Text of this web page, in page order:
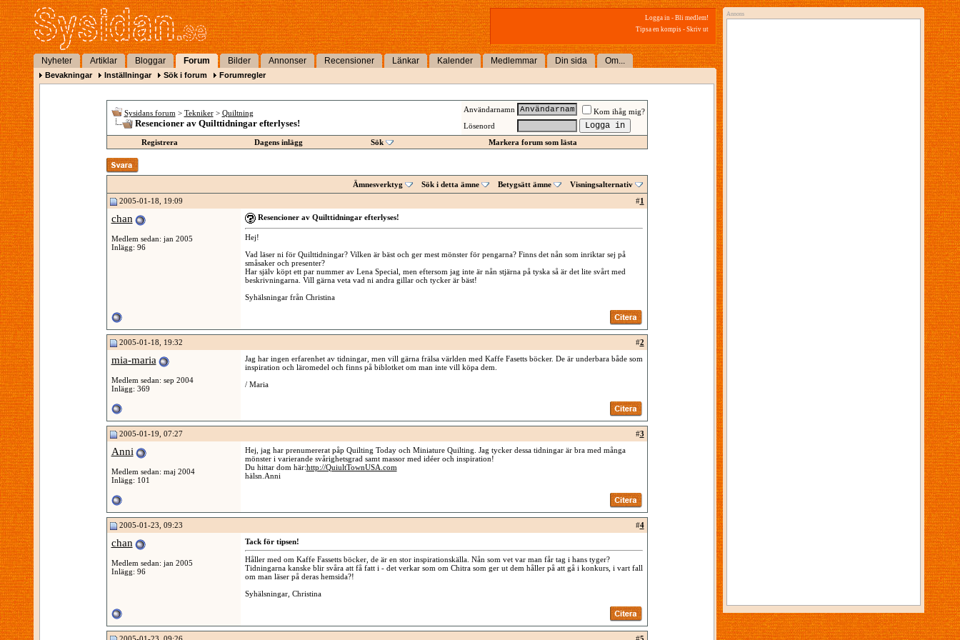
Logga in - Bli medlem!
Tipsa en kompis - Skriv ut
Nyheter Artiklar Bloggar Forum Bilder Annonser Recensioner Länkar Kalender Medlemmar Din sida Om...
Bevakningar Inställningar Sök i forum Forumregler
Sysidans forum > Tekniker > Quiltning
Resencioner av Quilttidningar efterlyses!
Användarnamn
Kom ihåg mig?
Lösenord
Registrera
Dagens inlägg Sök Markera forum som lästa
Ämnesverktyg Sök i detta ämne Betygsätt ämne
Visningsalternativ
2005-01-18, 19:09
#1
chan
Medlem sedan: jan 2005
Inlägg: 96
Resencioner av Quilttidningar efterlyses!
Hej!
Vad läser ni för Quilttidningar? Vilken är bäst och ger mest mönster för pengarna? Finns det nån som inriktar sej på
småsaker och presenter?
Har själv köpt ett par nummer av Lena Special, men eftersom jag inte är nån stjärna på tyska så är det lite svårt med
beskrivningarna. Vill gärna veta vad ni andra gillar och tycker är bäst!
Syhälsningar från Christina
2005-01-18, 19:32 #2
mia-maria
Medlem sedan: sep 2004
Inlägg: 369
Jag har ingen erfarenhet av tidningar, men vill gärna frälsa världen med Kaffe Fasetts böcker. De är underbara både som
inspiration och läromedel och finns på biblotket om man inte vill köpa dem.
/ Maria
2005-01-19, 07:27 #3
Anni
Medlem sedan: maj 2004
Inlägg: 101
Hej, jag har prenumererat påp Quilting Today och Miniature Quilting. Jag tycker dessa tidningar är bra med många
mönster i varierande svårighetsgrad samt massor med idéer och inspiration!
Du hittar dom här:http://QuiultTownUSA.com
hälsn.Anni
2005-01-23, 09:23 #4
chan
Medlem sedan: jan 2005
Inlägg: 96
Tack för tipsen!
Håller med om Kaffe Fassetts böcker, de är en stor inspirationskälla. Nån som vet var man får tag i hans tyger?
Tidningarna kanske blir svåra att få fatt i - det verkar som om Chitra som ger ut dem håller på att gå i konkurs, i vart fall
om man läser på deras hemsida?!
Syhälsningar, Christina
Annons